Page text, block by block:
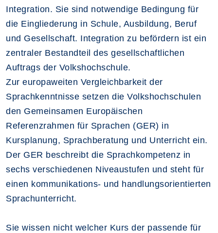
Integration. Sie sind notwendige Bedingung für
die Eingliederung in Schule, Ausbildung, Beruf
und Gesellschaft. Integration zu befördern ist ein
zentraler Bestandteil des gesellschaftlichen
Auftrags der Volkshochschule.
Zur europaweiten Vergleichbarkeit der
Sprachkenntnisse setzen die Volkshochschulen
den Gemeinsamen Europäischen
Referenzrahmen für Sprachen (GER) in
Kursplanung, Sprachberatung und Unterricht ein.
Der GER beschreibt die Sprachkompetenz in
sechs verschiedenen Niveaustufen und steht für
einen kommunikations- und handlungsorientierten
Sprachunterricht.
Sie wissen nicht welcher Kurs der passende für